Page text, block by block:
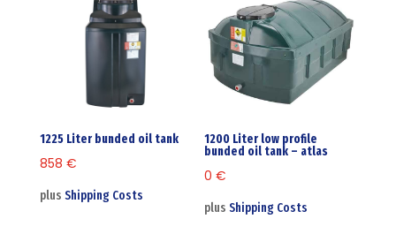
1225 Liter bunded oil tank
858 €
plus Shipping Costs
1200 Liter low profile
bunded oil tank – atlas
0€
plusShipping Costs